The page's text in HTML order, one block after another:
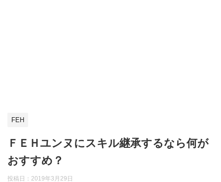
FEH
ＦＥＨユンヌにスキル継承するなら何が
おすすめ？
投稿日： 2019年3月29日